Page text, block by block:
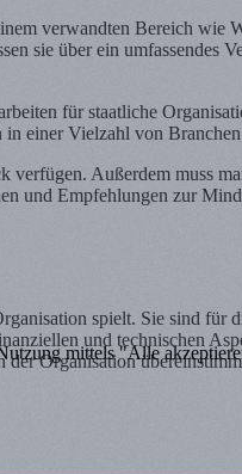
verwandten Bereich
sie über ein umfassendes
für staatliche
einer Vielzahl von Branchen
Außerdem muss
und Empfehlungen zur
spielt. Sie sind
und technischen
Organisation
mittels "Alle